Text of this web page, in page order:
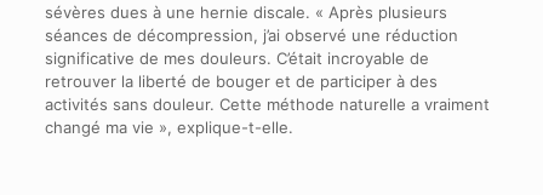
sévères dues à une hernie discale. « Après plusieurs
séances de décompression, j’ai observé une réduction
significative de mes douleurs. C’était incroyable de
retrouver la liberté de bouger et de participer à des
activités sans douleur. Cette méthode naturelle a vraiment
changé ma vie », explique-t-elle.